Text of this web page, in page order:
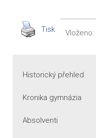
Tisk Vloženo:
Historický přehled
Kronika gymnázia
Absolventi